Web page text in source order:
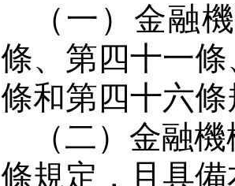
（一）金融
條、第四十一
條和第四十六
（二）金融
條規定，且具